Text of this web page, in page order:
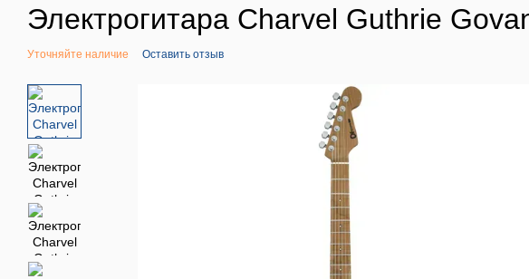
Электрогитара Charvel Guthrie
Уточняйте наличие Оставить отзыв